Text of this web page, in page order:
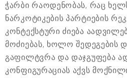
ჭარბი რაოდენობას, რაც
ნარკოტიკების პარტიების
კონტექსტური ძიება
მოძიებას, ხოლო შედეგების
გაფილტვრა და დაჯგუფება
კონფიგურაციას აქვს